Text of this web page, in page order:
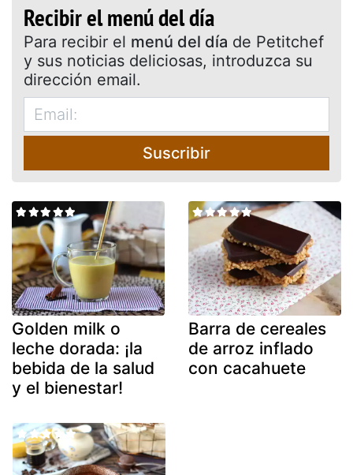
Recibir el menú del día
Para recibir el menú del día de Petitchef
y sus noticias deliciosas, introduzca su
dirección email.
Suscribir
Golden milk o
leche dorada: ¡la
bebida de la salud
y el bienestar!
Barra de cereales
de arroz inflado
con cacahuete